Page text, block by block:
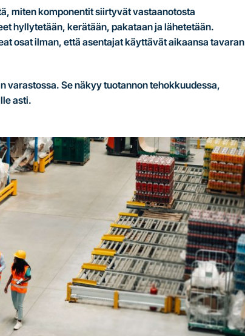
miten komponentit siirtyvät vastaanotosta
hyllytetään, kerätään, pakataan ja lähetetään.
osat ilman, että asentajat käyttävät aikaansa tavaran
varastossa. Se näkyy tuotannon tehokkuudessa,
asti.